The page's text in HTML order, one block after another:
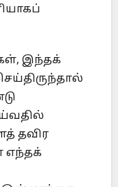
இந்தக்
தவிர
எந்தக்